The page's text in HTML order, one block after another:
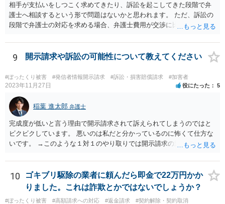
相手が支払いをしつこく求めてきたり、訴訟を起こしてきた段階で弁
護士へ相談するという形で問題はないかと思われます。 ただ、訴訟の
段階で弁護士の対応を求める場合、弁護士費用が交渉に比べて高くな
のかを考えておく必要があるでしょう。
9 開示請求や訴訟の可能性について教えてください
#ぼったくり被害 #発信者情報開示請求 #訴訟・損害賠償請求 #加害者
2023年11月27日 役にたった 5
稲葉 進太郎 弁護士
完成度が低いと言う理由で開示請求されて訴えられてしまうのではと
ビクビクしています。 悪いのは私だと分かっているのに怖くて仕方な
いです。 →このような１対１のやり取りでは開示請求の対象になりま
から、その点についてもご安心ください。 また、相手方に生じたの
が、どんなに高く見積もっても５万円ですから、それを考えると訴え
てもコスト的にどうかという問題があり、相手方が相談者様を訴える
可能性も低いように思います。
10
ゴキブリ駆除の業者に頼んだら即金で22万円かか
りました。これは詐欺とかではないでしょうか？
#ぼったくり被害 #高額請求への対応 #返金請求
#契約解除・契約取消